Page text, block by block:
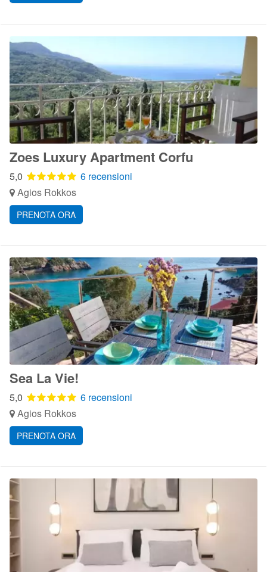
Zoes Luxury Apartment Corfu
5,0
6 recensioni
Agios Rokkos
PRENOTA ORA
Sea La Vie!
5,0
6 recensioni
Agios Rokkos
PRENOTA ORA